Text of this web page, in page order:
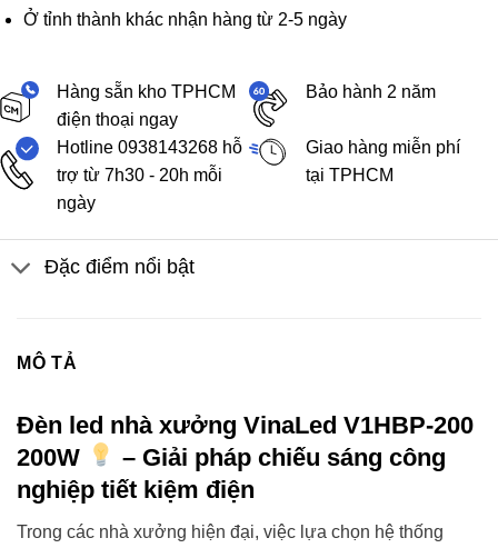
Ở tỉnh thành khác nhận hàng từ 2-5 ngày
Hàng sẵn kho TPHCM
điện thoại ngay
Bảo hành 2 năm
Hotline 0938143268 hỗ
trợ từ 7h30 - 20h mỗi
ngày
Giao hàng miễn phí
tại TPHCM
Đặc điểm nổi bật
MÔ TẢ
Đèn led nhà xưởng VinaLed V1HBP-200
200W
– Giải pháp chiếu sáng công
nghiệp tiết kiệm điện
Trong các nhà xưởng hiện đại, việc lựa chọn hệ thống